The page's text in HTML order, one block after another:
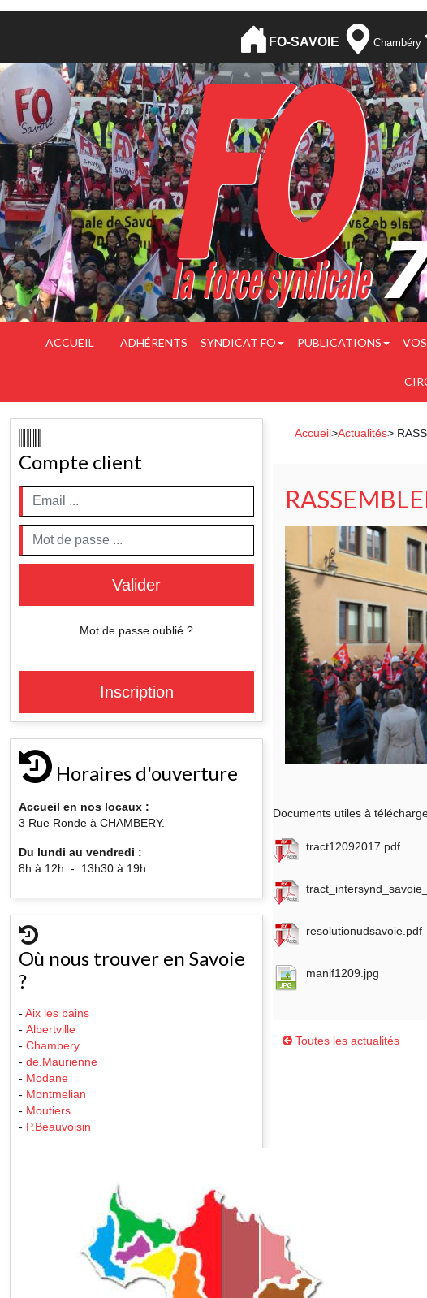
FO-SAVOIE Chambéry
ACCUEIL ADHÉRENTS SYNDICAT FO PUBLICATIONS
Accueil>Actualités>
Documents utiles à
tract12092017.pdf
resolutionudsavoie.pdf
manif1209.jpg
Toutes les actualités
Compte client
Valider
Mot de passe oublié ?
Inscription
Horaires d'ouverture
Accueil en nos locaux :
3 Rue Ronde à CHAMBERY.
Du lundi au vendredi :
8h à 12h - 13h30 à 19h.
Où nous trouver en Savoie
?
- Aix les bains
- Albertville
- Chambery
- de.Maurienne
- Modane
- Montmelian
- Moutiers
- P.Beauvoisin